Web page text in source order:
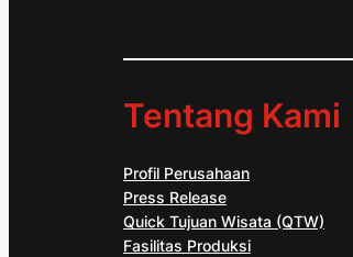
Tentang Kami
Profil Perusahaan
Press Release
Quick Tujuan Wisata (QTW)
Fasilitas Produksi